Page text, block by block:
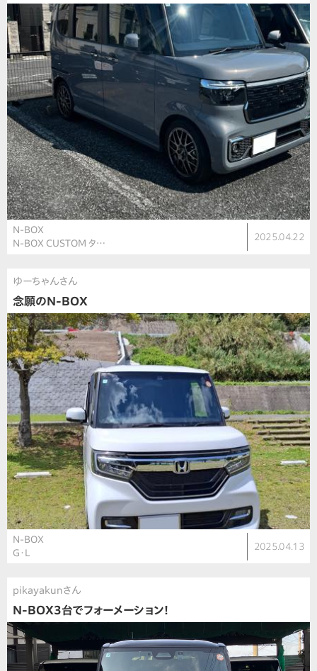
N-BOX
N-BOX CUSTOM タ…
2025.04.22
ゆーちゃんさん
念願のN-BOX
N-BOX
G・L
2025.04.13
pikayakunさん
N-BOX3台でフォーメーション！